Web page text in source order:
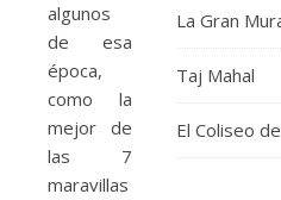
algunos
de esa
época,
como la
mejor de
las 7
maravillas
La Gran
Taj Mahal
El Coliseo